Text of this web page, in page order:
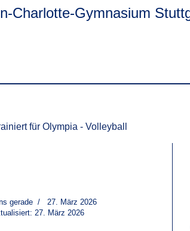
gerade
27. März 2026
27. März 2026